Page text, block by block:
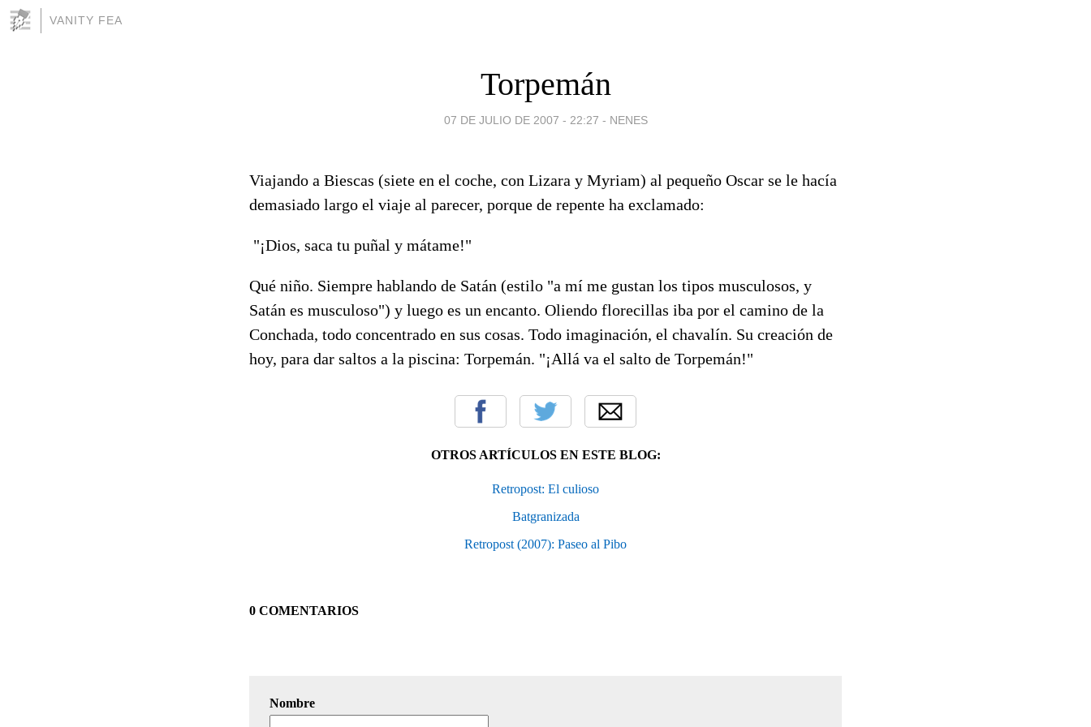
VANITY FEA
Torpemán
07 DE JULIO DE 2007 - 22:27 - NENES
Viajando a Biescas (siete en el coche, con Lizara y Myriam) al pequeño Oscar se le hacía
demasiado largo el viaje al parecer, porque de repente ha exclamado:
"¡Dios, saca tu puñal y mátame!"
Qué niño. Siempre hablando de Satán (estilo "a mí me gustan los tipos musculosos, y
Satán es musculoso") y luego es un encanto. Oliendo florecillas iba por el camino de la
Conchada, todo concentrado en sus cosas. Todo imaginación, el chavalín. Su creación de
hoy, para dar saltos a la piscina: Torpemán. "¡Allá va el salto de Torpemán!"
OTROS ARTÍCULOS EN ESTE BLOG:
Retropost: El culioso
Batgranizada
Retropost (2007): Paseo al Pibo
0 COMENTARIOS
Nombre